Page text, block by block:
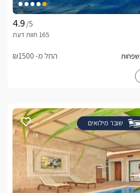
/5
החל מ- ₪1500
שובר מילואים